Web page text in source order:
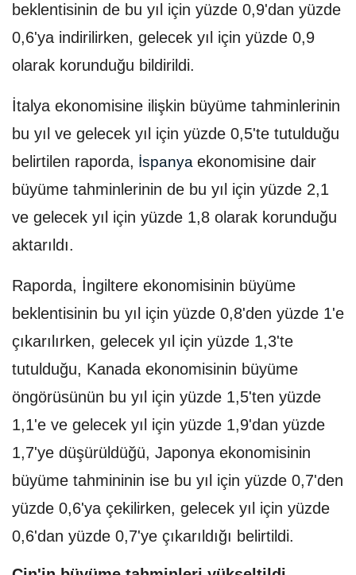
beklentisinin de bu yıl için yüzde 0,9'dan yüzde
0,6'ya indirilirken, gelecek yıl için yüzde 0,9
olarak korunduğu bildirildi.
İtalya ekonomisine ilişkin büyüme tahminlerinin
bu yıl ve gelecek yıl için yüzde 0,5'te tutulduğu
belirtilen raporda, İspanya ekonomisine dair
büyüme tahminlerinin de bu yıl için yüzde 2,1
ve gelecek yıl için yüzde 1,8 olarak korunduğu
aktarıldı.
Raporda, İngiltere ekonomisinin büyüme
beklentisinin bu yıl için yüzde 0,8'den yüzde 1'e
çıkarılırken, gelecek yıl için yüzde 1,3'te
tutulduğu, Kanada ekonomisinin büyüme
öngörüsünün bu yıl için yüzde 1,5'ten yüzde
1,1'e ve gelecek yıl için yüzde 1,9'dan yüzde
1,7'ye düşürüldüğü, Japonya ekonomisinin
büyüme tahmininin ise bu yıl için yüzde 0,7'den
yüzde 0,6'ya çekilirken, gelecek yıl için yüzde
0,6'dan yüzde 0,7'ye çıkarıldığı belirtildi.